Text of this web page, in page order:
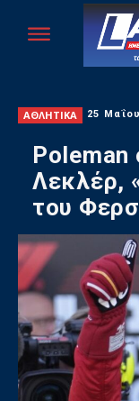
ΑΘΛΗΤΙΚΑ 25
Λεκλέρ,
του